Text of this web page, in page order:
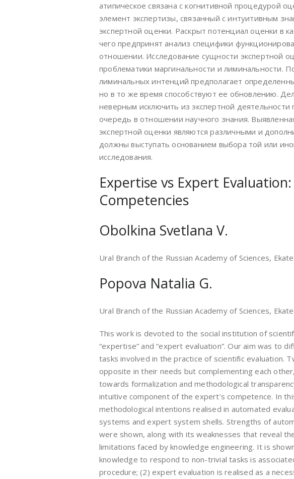
атипическое связана с когнитивной процедурой
элемент экспертизы, связанный с интуитивным
экспертной оценки. Раскрыт потенциал оценки в
чего предпринят анализ специфики
отношении. Исследование сущности экспертной
проблематики маргинальности и лиминальности.
лиминальных интенций предполагает
но в то же время способствуют ее обновлению.
неверным исключить из экспертной
очередь в отношении научного знания.
экспертной оценки являются различными и
должны выступать основанием выбора той или
исследования.
Expertise vs Expert
Competencies
Obolkina Svetlana V.
Ural Branch of the Russian Academy of Sciences,
Popova Natalia G.
Ural Branch of the Russian Academy of Sciences,
This work is devoted to the social institution of
“expertise” and “expert evaluation”. Our aim was to
tasks involved in the practice of scientific evaluation.
opposite in their needs but complementing each
towards formalization and methodological
intuitive component of the expert’s competence. In
methodological intentions realised in automated
systems and expert system shells. Strengths of
were shown, along with its weaknesses that reveal
limitations faced by knowledge engineering. It is
knowledge to respond to non-trivial tasks is
procedure; (2) expert evaluation is realised as a